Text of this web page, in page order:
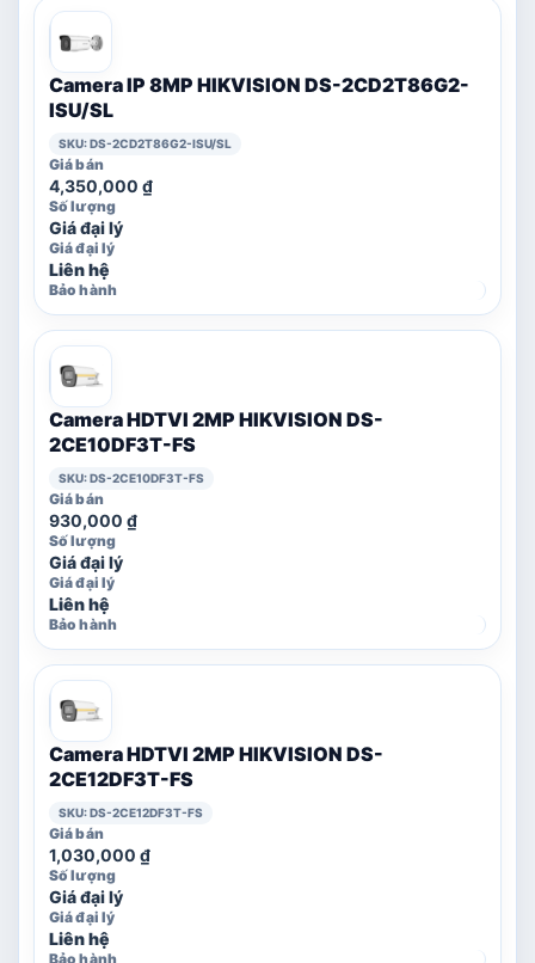
Camera IP 8MP HIKVISION DS-2CD2T86G2-
ISU/SL
SKU: DS-2CD2T86G2-ISU/SL
4,350,000 ₫
Giá đại lý
Liên hệ
Camera HDTVI 2MP HIKVISION DS-
2CE10DF3T-FS
SKU: DS-2CE10DF3T-FS
930,000 ₫
Giá đại lý
Liên hệ
Camera HDTVI 2MP HIKVISION DS-
2CE12DF3T-FS
SKU: DS-2CE12DF3T-FS
1,030,000 ₫
Giá đại lý
Liên hệ